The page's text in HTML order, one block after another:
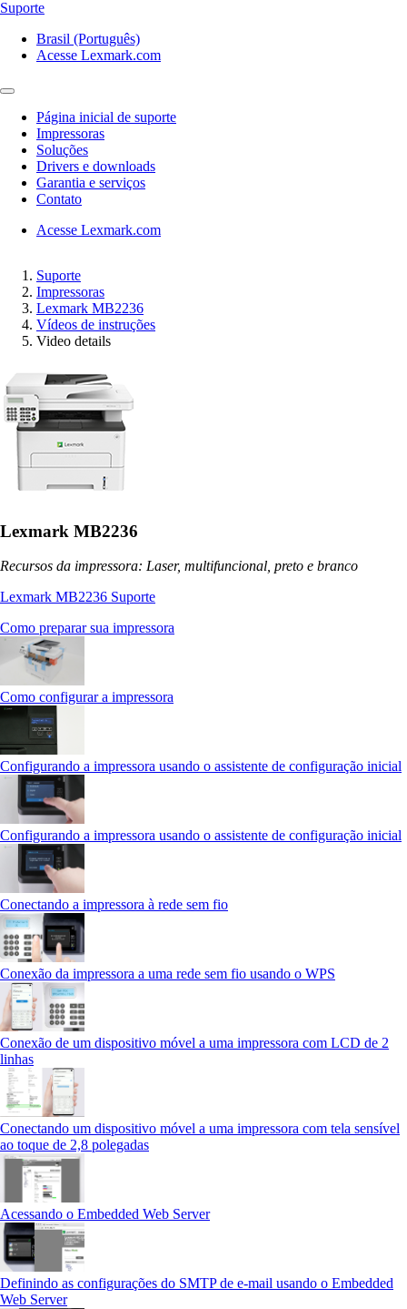
Suporte
Brasil (Português)
Acesse Lexmark.com
Página inicial de suporte
Impressoras
Soluções
Drivers e downloads
Garantia e serviços
Contato
Acesse Lexmark.com
Suporte
Impressoras
Lexmark MB2236
Vídeos de instruções
Video details
Lexmark MB2236
Recursos da impressora: Laser, multifuncional, preto e branco
Lexmark MB2236 Suporte
Como preparar sua impressora
Como configurar a impressora
Configurando a impressora usando o assistente de configuração inicial
Configurando a impressora usando o assistente de configuração inicial
Conectando a impressora à rede sem fio
Conexão da impressora a uma rede sem fio usando o WPS
Conexão de um dispositivo móvel a uma impressora com LCD de 2
linhas
Conectando um dispositivo móvel a uma impressora com tela sensível
ao toque de 2,8 polegadas
Acessando o Embedded Web Server
Definindo as configurações do SMTP de e-mail usando o Embedded
Web Server